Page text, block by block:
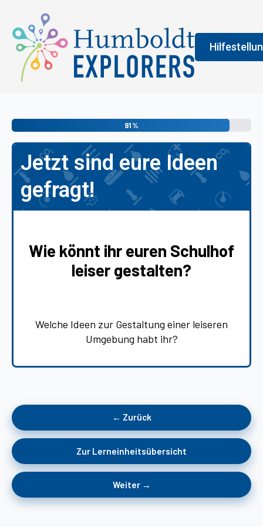
An der
allgemeine
erledigen
vermittelt
91%
Jetzt sind eure Ideen
gefragt!
Wie könnt ihr euren Schulhof
leiser gestalten?
Welche Ideen zur Gestaltung einer leiseren
Umgebung habt ihr?
← Zurück
Zur Lerneinheitsübersicht
Weiter →